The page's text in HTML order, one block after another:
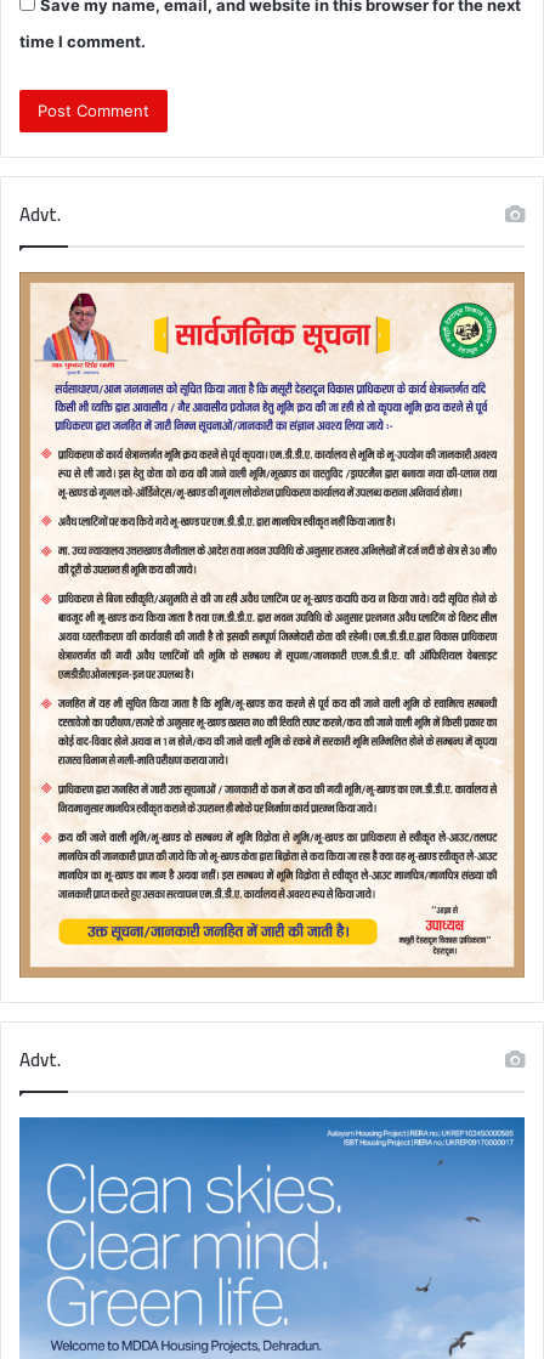
Save my name, email, and website in this browser for the next
time I comment.
Advt.
Advt.